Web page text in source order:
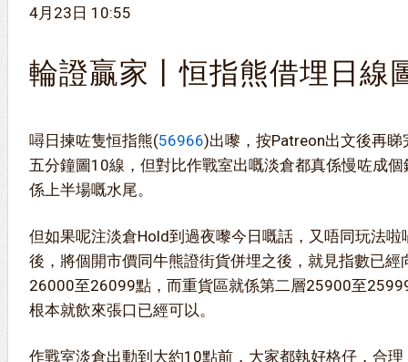
4月23日 10:55
輪證贏家丨恒指熊借埋日線
噚日揀咗隻恒指熊(56966)出嚟，按Patreon出文後再
五分鐘圖10線，但對比作戰室出嘅淡倉都真係慢咗成
係上半場嘅水尾。
但如果呢注淡倉Hold到過夜嚟今日嘅話，又唔同玩法
後，將個開市價同牛熊證街貨併埋之後，就見指數已經
26000至26099點，而重貨區就係第二層25900至
根本就飲來張口已經可以。
作戰室淡倉出動到大約10點前，大家都執好格仔，合